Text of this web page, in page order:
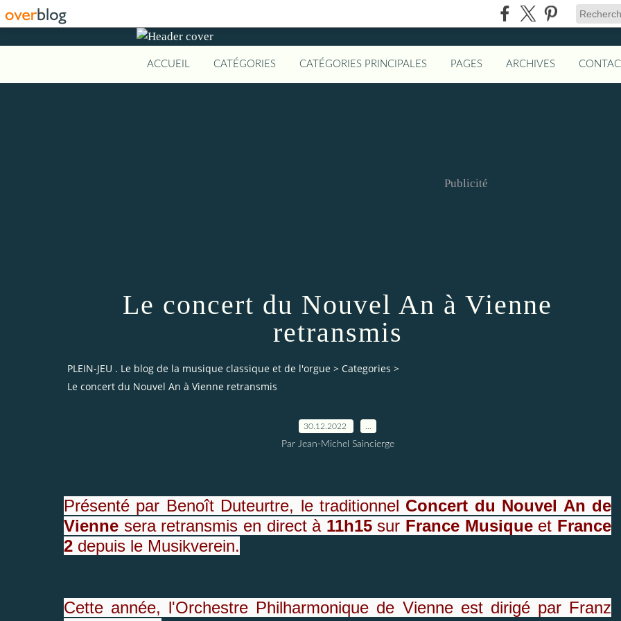
ACCUEIL CATÉGORIES CATÉGORIES PRINCIPALES PAGES ARCHIVES
Publicité
Le concert du Nouvel An à Vienne
retransmis
PLEIN-JEU . Le blog de la musique classique et de l'orgue > Categories >
Le concert du Nouvel An à Vienne retransmis
30.12.2022
Par Jean-Michel Saincierge
Présenté par Benoît Duteurtre, le traditionnel Concert du Nouvel An de
Vienne sera retransmis en direct à 11h15sur France Musiqueet France
2 depuis le Musikverein.
Cette année, l'Orchestre Philharmonique de Vienne est dirigé par Franz